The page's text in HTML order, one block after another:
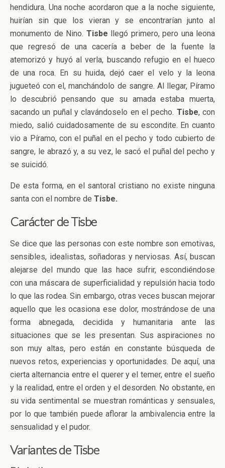
hendidura. Una noche acordaron que a la noche siguiente,
huirían sin que los vieran y se encontrarían junto al
monumento de Nino. Tisbe llegó primero, pero una leona
que regresó de una cacería a beber de la fuente la
atemorizó y huyó al verla, buscando refugio en el hueco
de una roca. En su huida, dejó caer el velo y la leona
jugueteó con el, manchándolo de sangre. Al llegar, Píramo
lo descubrió pensando que su amada estaba muerta,
sacando un puñal y clavándoselo en el pecho. Tisbe, con
miedo, salió cuidadosamente de su escondite. En cuanto
vio a Píramo, con el puñal en el pecho y todo cubierto de
sangre, le abrazó y, a su vez, le sacó el puñal del pecho y
se suicidó.
De esta forma, en el santoral cristiano no existe ninguna
santa con el nombre de Tisbe.
Carácter de Tisbe
Se dice que las personas con este nombre son emotivas,
sensibles, idealistas, soñadoras y nerviosas. Así, buscan
alejarse del mundo que las hace sufrir, escondiéndose
con una máscara de superficialidad y repulsión hacia todo
lo que las rodea. Sin embargo, otras veces buscan mejorar
aquello que les ocasiona ese dolor, mostrándose de una
forma abnegada, decidida y humanitaria ante las
situaciones que se les presentan. Sus aspiraciones no
son muy altas, pero están en constante búsqueda de
nuevos retos, experiencias y oportunidades. De aquí, una
cierta alternancia entre el querer y el temer, entre el sueño
y la realidad, entre el orden y el desorden. No obstante, en
su vida sentimental se muestran románticas y sensuales,
por lo que también puede aflorar la ambivalencia entre la
sensualidad y el pudor.
Variantes de Tisbe